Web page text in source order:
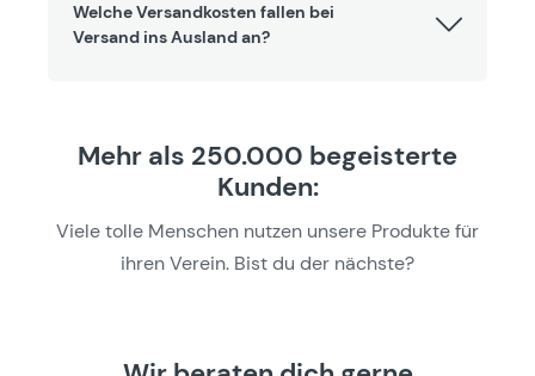
Welche Versandkosten fallen bei
Versand ins Ausland an?
Mehr als 250.000 begeisterte
Kunden:
Viele tolle Menschen nutzen unsere Produkte für
ihren Verein. Bist du der nächste?